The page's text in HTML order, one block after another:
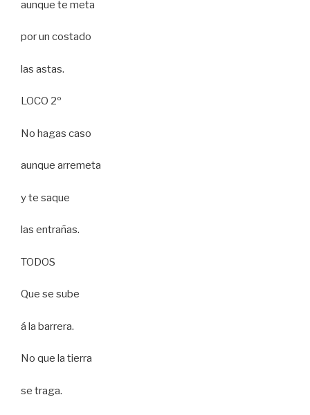
aunque te meta
por un costado
las astas.
LOCO 2º
No hagas caso
aunque arremeta
y te saque
las entrañas.
TODOS
Que se sube
á la barrera.
No que la tierra
se traga.